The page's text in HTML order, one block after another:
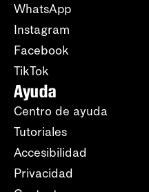
WhatsApp
Instagram
Facebook
TikTok
Ayuda
Centro de ayuda
Tutoriales
Accesibilidad
Privacidad